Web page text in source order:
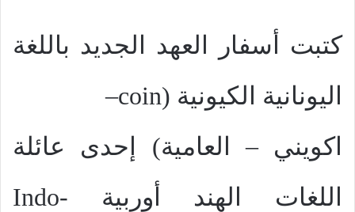
كتبت أسفار العهد الجديد باللغة
اليونانية الكيونية (coin
–
اكويني – العامية) إحدى عائلة
اللغات الهند أوربية Indo-